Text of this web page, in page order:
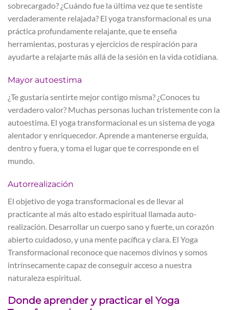
sobrecargado? ¿Cuándo fue la última vez que te sentiste
verdaderamente relajada? El yoga transformacional es una
práctica profundamente relajante, que te enseña
herramientas, posturas y ejercicios de respiración para
ayudarte a relajarte más allá de la sesión en la vida cotidiana.
Mayor autoestima
¿Te gustaría sentirte mejor contigo misma? ¿Conoces tu
verdadero valor? Muchas personas luchan tristemente con la
autoestima. El yoga transformacional es un sistema de yoga
alentador y enriquecedor. Aprende a mantenerse erguida,
dentro y fuera, y toma el lugar que te corresponde en el
mundo.
Autorrealización
El objetivo de yoga transformacional es de llevar al
practicante al más alto estado espiritual llamada auto-
realización. Desarrollar un cuerpo sano y fuerte, un corazón
abierto cuidadoso, y una mente pacífica y clara. El Yoga
Transformacional reconoce que nacemos divinos y somos
intrínsecamente capaz de conseguir acceso a nuestra
naturaleza espiritual.
Donde aprender y practicar el Yoga